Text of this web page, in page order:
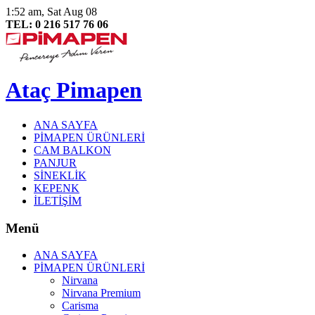
1:52 am, Sat Aug 08
TEL: 0 216 517 76 06
Ataç Pimapen
ANA SAYFA
PİMAPEN ÜRÜNLERİ
CAM BALKON
PANJUR
SİNEKLİK
KEPENK
İLETİŞİM
Menü
ANA SAYFA
PİMAPEN ÜRÜNLERİ
Nirvana
Nirvana Premium
Carisma